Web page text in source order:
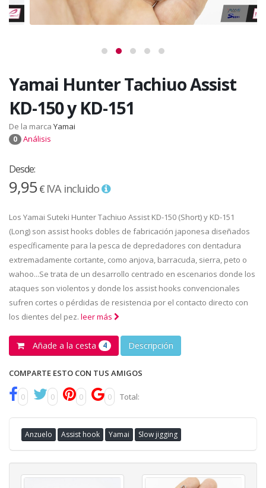
Yamai Hunter Tachiuo Assist
KD-150 y KD-151
De la marca Yamai
0 Análisis
Desde:
9,95€ IVA incluido
Los Yamai Suteki Hunter Tachiuo Assist KD-150 (Short) y KD-151
(Long) son assist hooks dobles de fabricación japonesa diseñados
específicamente para la pesca de depredadores con dentadura
extremadamente cortante, como anjova, barracuda, sierra, peto o
wahoo...Se trata de un desarrollo centrado en escenarios donde los
ataques son violentos y donde los assist hooks convencionales
sufren cortes o pérdidas de resistencia por el contacto directo con
los dientes del pez. leer más
Añade a la cesta 4 Descripción
COMPARTE ESTO CON TUS AMIGOS
0 0 0 0 Total:
Anzuelo Assist hook Yamai Slow jigging